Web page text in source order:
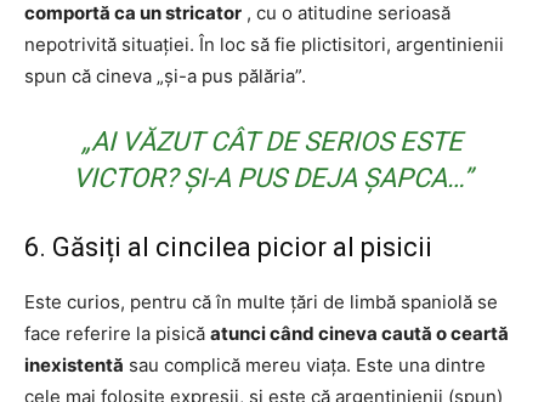
comportă ca un stricator , cu o atitudine serioasă
nepotrivită situației. În loc să fie plictisitori, argentinienii
spun că cineva „și-a pus pălăria”.
„AI VĂZUT CÂT DE SERIOS ESTE
VICTOR? ȘI-A PUS DEJA ȘAPCA…”
6. Găsiți al cincilea picior al pisicii
Este curios, pentru că în multe țări de limbă spaniolă se
face referire la pisică atunci când cineva caută o ceartă
inexistentă sau complică mereu viața. Este una dintre
cele mai folosite expresii, și este că argentinienii (spun)